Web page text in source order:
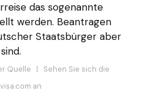
das sogenannte
werden. Beantragen
Staatsbürger aber
Quelle | Sehen Sie sich die
an